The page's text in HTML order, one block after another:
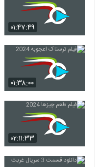
۰۱:۴۷:۴۹
۰۱:۳۸:۰۰
۰۲:۱۱:۳۳